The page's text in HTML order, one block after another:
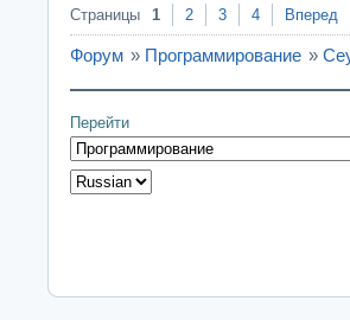
Страницы 1 2 3 4 Вперед
Форум » Программирование »
Перейти